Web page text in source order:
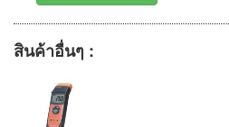
สินค้าอื่นๆ :